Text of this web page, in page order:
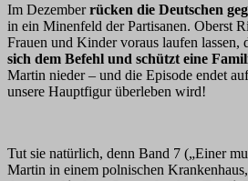
Im Dezemberrücken die Deutschen
in ein Minenfeld der Partisanen. Oberst
Frauen und Kinder voraus laufen lassen,
sich dem Befehl und schützt eine
Martin nieder – und die Episode endet
unsere Hauptfigur überleben wird!
Tut sie natürlich, denn Band 7 („Einer
Martin in einem polnischen